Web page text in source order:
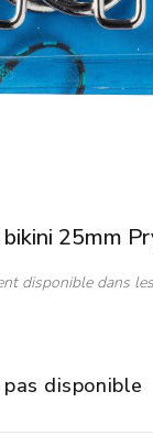
25mm
disponible dans
disponible